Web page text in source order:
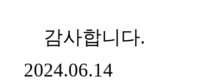
감사합니다.
2024.06.14